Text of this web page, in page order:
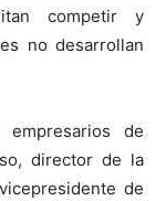
competir y
no desarrollan
de
director de la
de